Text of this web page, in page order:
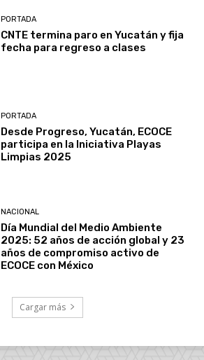
PORTADA
CNTE termina paro en Yucatán y fija
fecha para regreso a clases
PORTADA
Desde Progreso, Yucatán, ECOCE
participa en la Iniciativa Playas
Limpias 2025
NACIONAL
Día Mundial del Medio Ambiente
2025: 52 años de acción global y 23
años de compromiso activo de
ECOCE con México
Cargar más